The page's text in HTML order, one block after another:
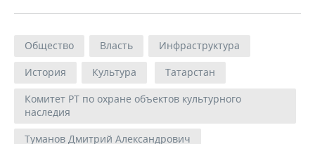
Общество Власть
Инфраструктура
История
Культура
Татарстан
Комитет РТ по охране объектов культурного
наследия
Туманов Дмитрий Александрович